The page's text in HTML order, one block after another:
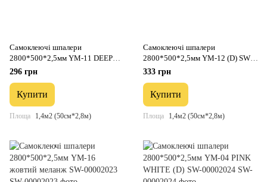
Самоклеючі шпалери
2800*500*2,5мм YM-11 DEEP
GREEN WHITE (D) SW-00002019
296 грн
Купити
Площа 1,4м2 (50см*2,8м)
Самоклеючі шпалери
2800*500*2,5мм YM-12 (D) SW-
00002020
333 грн
Купити
Площа 1,4м2 (50см*2,8м)